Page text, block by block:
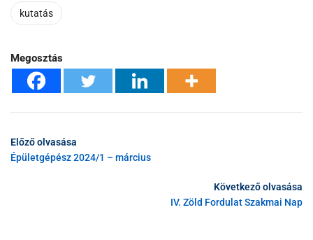
kutatás
Megosztás
Előző olvasása
Épületgépész 2024/1 – március
Következő olvasása
IV. Zöld Fordulat Szakmai Nap